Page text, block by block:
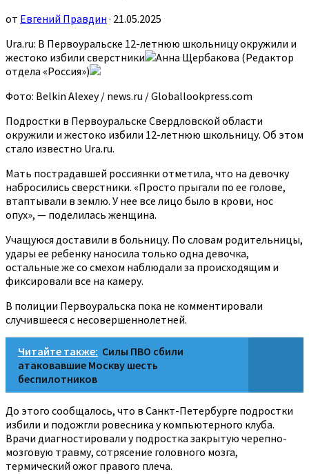
от Евгений Правдин · 21.05.2025
Ura.ru: В Первоуральске 12-летнюю школьницу окружили и
жестоко избили сверстники
Анна Щербакова (Редактор
отдела «Россия»)
Фото: Belkin Alexey / news.ru / Globallookpress.com
Подростки в Первоуральске Свердловской области
окружили и жестоко избили 12-летнюю школьницу. Об этом
стало известно Ura.ru.
Мать пострадавшей россиянки отметила, что на девочку
набросились сверстники. «Просто прыгали по ее голове,
втаптывали в землю. У нее все лицо было в крови, нос
опух», — поделилась женщина.
Учащуюся доставили в больницу. По словам родительницы,
удары ее ребенку наносила только одна девочка,
остальные же со смехом наблюдали за происходящим и
фиксировали все на камеру.
В полиции Первоуральска пока не комментировали
случившееся с несовершеннолетней.
Читайте также: Силы ПВО сбили
атаковавшие Москву шесть
беспилотников
До этого сообщалось, что в Санкт-Петербурге подростки
избили и подожгли ровесника у компьютерного клуба.
Врачи диагностировали у подростка закрытую черепно-
мозговую травму, сотрясение головного мозга,
термический ожог правого плеча.